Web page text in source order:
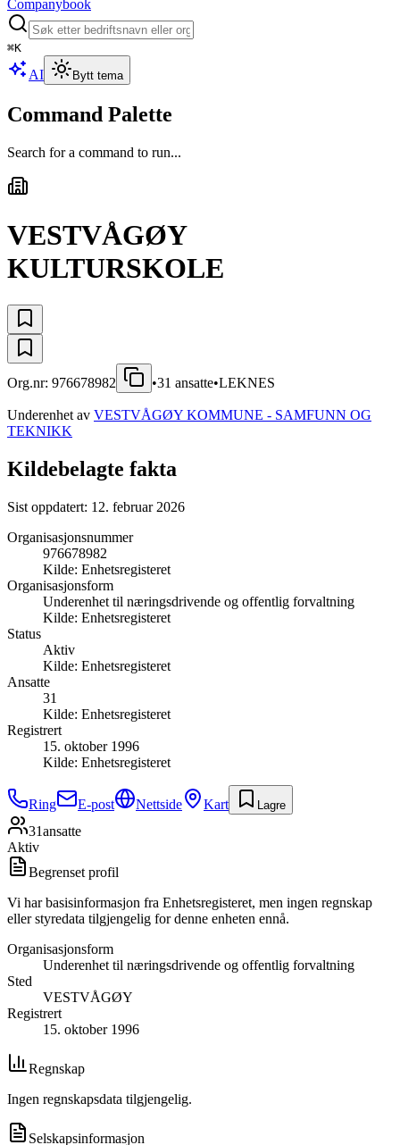
Companybook
⌘K
AI Bytt tema
Command Palette
Search for a command to run...
VESTVÅGØY
KULTURSKOLE
Org.nr: 976678982 •31 ansatte•LEKNES
Underenhet av VESTVÅGØY KOMMUNE - SAMFUNN OG
TEKNIKK
Kildebelagte fakta
Sist oppdatert: 12. februar 2026
Organisasjonsnummer
976678982
Kilde: Enhetsregisteret
Organisasjonsform
Underenhet til næringsdrivende og offentlig forvaltning
Kilde: Enhetsregisteret
Status
Aktiv
Kilde: Enhetsregisteret
Ansatte
31
Kilde: Enhetsregisteret
Registrert
15. oktober 1996
Kilde: Enhetsregisteret
Ring E-post Nettside Kart Lagre
31ansatte
Aktiv
Begrenset profil
Vi har basisinformasjon fra Enhetsregisteret, men ingen regnskap
eller styredata tilgjengelig for denne enheten ennå.
Organisasjonsform
Underenhet til næringsdrivende og offentlig forvaltning
Sted
VESTVÅGØY
Registrert
15. oktober 1996
Regnskap
Ingen regnskapsdata tilgjengelig.
Selskapsinformasjon